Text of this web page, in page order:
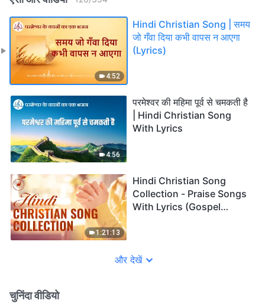
4:52
Hindi Christian Song | समय
जो गँवा दिया कभी वापस न आएगा
(Lyrics)
4:56
परमेश्वर की महिमा पूर्व से चमकती है
| Hindi Christian Song
With Lyrics
1:21:13
Hindi Christian Song
Collection - Praise Songs
With Lyrics (Gospel
और देखें
चुनिंदा वीडियो